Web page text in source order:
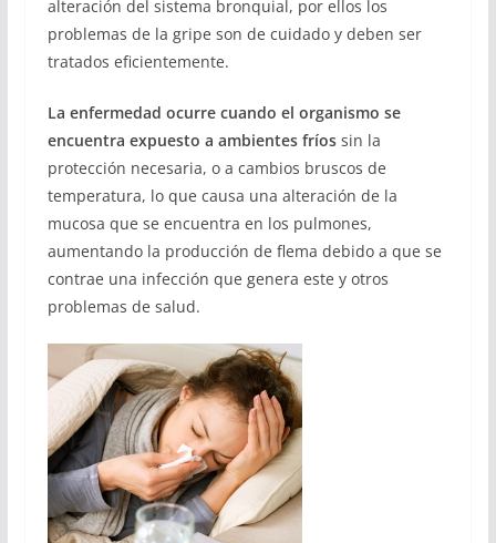
alteración del sistema bronquial, por ellos los
problemas de la gripe son de cuidado y deben ser
tratados eficientemente.
La enfermedad ocurre cuando el organismo se
encuentra expuesto a ambientes fríossin la
protección necesaria, o a cambios bruscos de
temperatura, lo que causa una alteración de la
mucosa que se encuentra en los pulmones,
aumentando la producción de flema debido a que se
contrae una infección que genera este y otros
problemas de salud.